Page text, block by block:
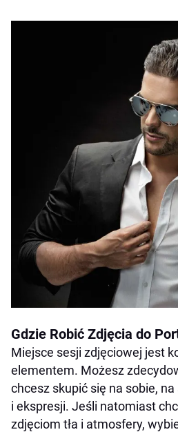
Gdzie Robić Zdjęcia do
Miejsce sesji zdjęciowej jest
elementem. Możesz
chcesz skupić się na sobie,
i ekspresji. Jeśli natomiast
zdjęciom tła i atmosfery,